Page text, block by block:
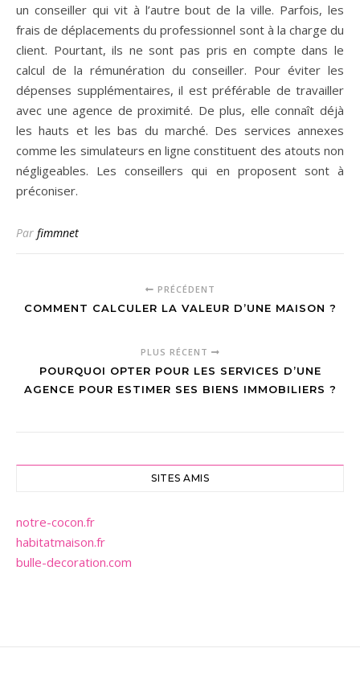
un conseiller qui vit à l’autre bout de la ville. Parfois, les
frais de déplacements du professionnel sont à la charge du
client. Pourtant, ils ne sont pas pris en compte dans le
calcul de la rémunération du conseiller. Pour éviter les
dépenses supplémentaires, il est préférable de travailler
avec une agence de proximité. De plus, elle connaît déjà
les hauts et les bas du marché. Des services annexes
comme les simulateurs en ligne constituent des atouts non
négligeables. Les conseillers qui en proposent sont à
préconiser.
Par fimmnet
PRÉCÉDENT
COMMENT CALCULER LA VALEUR D’UNE MAISON ?
PLUS RÉCENT
POURQUOI OPTER POUR LES SERVICES D’UNE
AGENCE POUR ESTIMER SES BIENS IMMOBILIERS ?
SITES AMIS
notre-cocon.fr
habitatmaison.fr
bulle-decoration.com